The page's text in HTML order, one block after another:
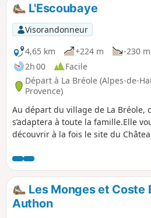
L'Escoubaye
Visorandonneur
4,65 km
+224 m
-230 m
2h 00
Facile
Départ à La Bréole (Alpes-de-
Provence)
Au départ du village de La Bréole,
s’adaptera à toute la famille.Elle
découvrir à la fois le site du
du patrimoine local du XXème siècle.
Les Monges et Coste
Authon